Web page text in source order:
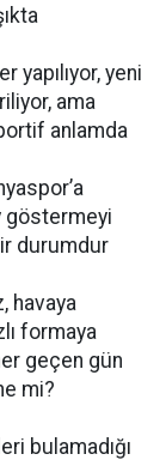
yapılıyor, yeni
ama
anlamda
göstermeyi
durumdur
havaya
formaya
geçen gün
mi?
bulamadığı